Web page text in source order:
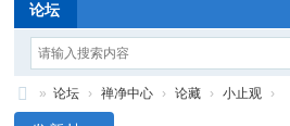
论坛
» 论坛 › 禅净中心 › 论藏 › 小止观 ›